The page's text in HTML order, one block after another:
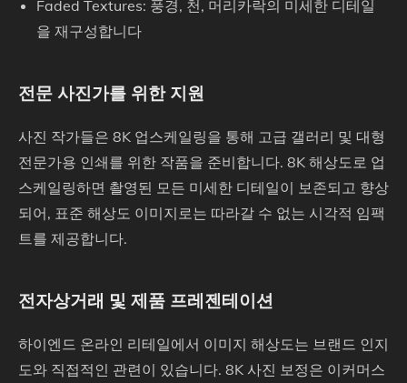
Faded Textures: 풍경, 천, 머리카락의 미세한 디테일
을 재구성합니다
전문 사진가를 위한 지원
사진 작가들은 8K 업스케일링을 통해 고급 갤러리 및 대형
전문가용 인쇄를 위한 작품을 준비합니다. 8K 해상도로 업
스케일링하면 촬영된 모든 미세한 디테일이 보존되고 향상
되어, 표준 해상도 이미지로는 따라갈 수 없는 시각적 임팩
트를 제공합니다.
전자상거래 및 제품 프레젠테이션
하이엔드 온라인 리테일에서 이미지 해상도는 브랜드 인지
도와 직접적인 관련이 있습니다. 8K 사진 보정은 이커머스